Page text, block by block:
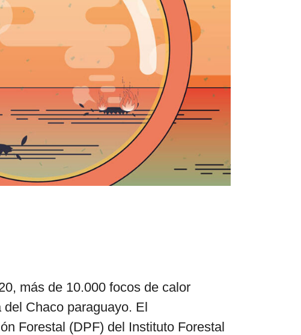
acerca
más de 10.000 focos de calor
Chaco paraguayo. El
Forestal (DPF) del Instituto Forestal